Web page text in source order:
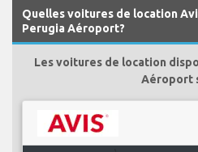
Quelles voitures de location
Perugia Aéroport?
Les voitures de location
Aéroport